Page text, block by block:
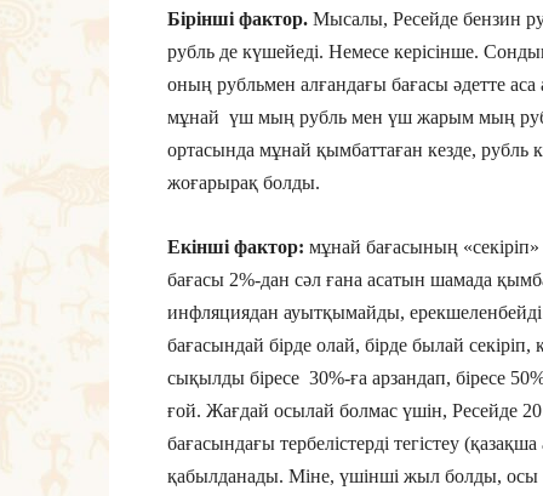
Бірінші фактор. Мысалы, Ресейде бензин
рубль де күшейеді. Немесе керісінше.
оның рубльмен алғандағы бағасы әдетте
мұнай үш мың рубль мен үш жарым мың
ортасында мұнай қымбаттаған кезде, рубль
жоғарырақ болды.
Екінші фактор: мұнай бағасының
бағасы 2%-дан сәл ғана асатын шамада
инфляциядан ауытқымайды,
бағасындай бірде олай, бірде былай
сықылды біресе 30%-ға арзандап, біресе
ғой. Жағдай осылай болмас үшін, Ресейде
бағасындағы тербелістерді тегістеу
қабылданады. Міне, үшінші жыл болды, осы